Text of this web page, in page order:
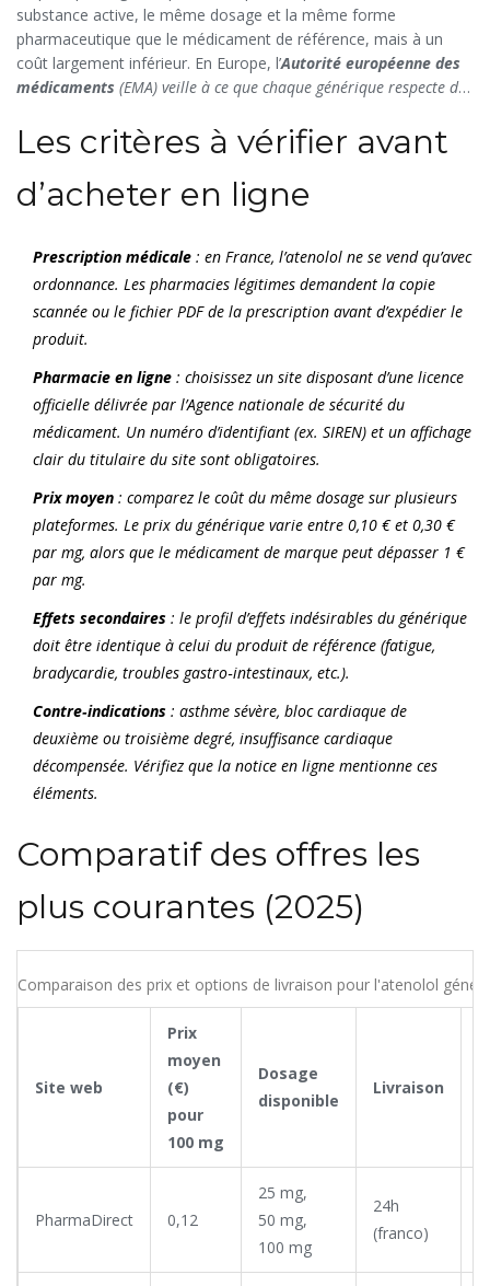
substance active, le même dosage et la même forme
pharmaceutique que le médicament de référence, mais à un
coût largement inférieur. En Europe, l’Autorité européenne des
médicaments (EMA) veille à ce que chaque générique respecte des
économies réalisées peuvent être conséquentes, surtout pour
les traitements chroniques comme l’hypertension où le patient
peut consommer le médicament pendant plusieurs années.
Les critères à vérifier avant
d’acheter en ligne
Prescription médicale : en France, l’atenolol ne se vend qu’avec
ordonnance. Les pharmacies légitimes demandent la copie
scannée ou le fichier PDF de la prescription avant d’expédier le
produit.
Pharmacie en ligne : choisissez un site disposant d’une licence
officielle délivrée par l’Agence nationale de sécurité du
médicament. Un numéro d’identifiant (ex. SIREN) et un affichage
clair du titulaire du site sont obligatoires.
Prix moyen : comparez le coût du même dosage sur plusieurs
plateformes. Le prix du générique varie entre 0,10 € et 0,30 €
par mg, alors que le médicament de marque peut dépasser 1 €
par mg.
Effets secondaires : le profil d’effets indésirables du générique
doit être identique à celui du produit de référence (fatigue,
bradycardie, troubles gastro‑intestinaux, etc.).
Contre‑indications : asthme sévère, bloc cardiaque de
deuxième ou troisième degré, insuffisance cardiaque
décompensée. Vérifiez que la notice en ligne mentionne ces
éléments.
Comparatif des offres les
plus courantes (2025)
Comparaison des prix et options de livraison pour l'atenolol
Site web
Prix
moyen
(€)
pour
100 mg
Dosage
disponible
Livraison
PharmaDirect 0,12
25 mg,
50 mg,
100 mg
24h
(franco)